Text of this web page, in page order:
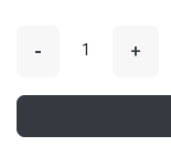
- +